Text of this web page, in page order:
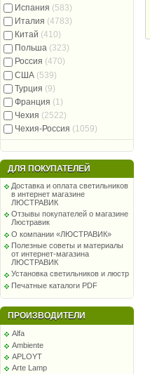
Испания (583)
Италия (4783)
Китай (410)
Польша (323)
Россия (470)
США (539)
Турция (9)
Франция (1)
Чехия (2522)
Чехия-Россия (1059)
ДЛЯ ПОКУПАТЕЛЕЙ
Доставка и оплата светильников
в интернет магазине
ЛЮСТРАВИК
Отзывы покупателей о магазине
Люстравик
О компании «ЛЮСТРАВИК»
Полезные советы и материалы
от интернет-магазина
ЛЮСТРАВИК
Установка светильников и люстр
Печатные каталоги PDF
ПРОИЗВОДИТЕЛИ
Alfa
Ambiente
APLOYT
Arte Lamp